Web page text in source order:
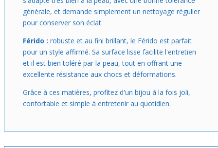
générale, et demande simplement un nettoyage régulier
pour conserver son éclat.
Férido : robuste et au fini brillant, le Férido est parfait
pour un style affirmé. Sa surface lisse facilite l'entretien
et il est bien toléré par la peau, tout en offrant une
excellente résistance aux chocs et déformations.
Grâce à ces matières, profitez d'un bijou à la fois joli,
confortable et simple à entretenir au quotidien.